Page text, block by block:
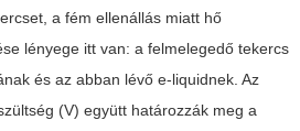
a fém ellenállás miatt hő
lényege itt van: a felmelegedő tekercs
és az abban lévő e-liquidnek. Az
(V) együtt határozzák meg a